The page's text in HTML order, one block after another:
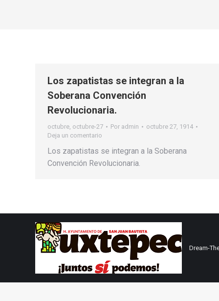
Los zapatistas se integran a la
Soberana Convención
Revolucionaria.
octubre, octubre-27 Por admin
octubre 27, 1914
Deja un comentario
Los zapatistas se integran a la Soberana
Convención Revolucionaria.
Dream-